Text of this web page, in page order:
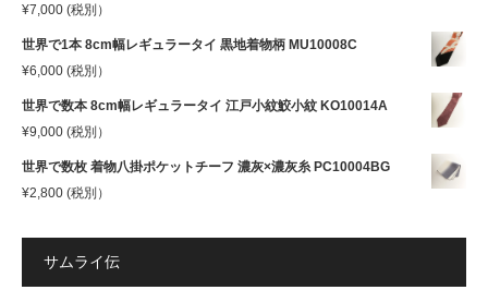
¥7,000 (税別）
世界で1本 8cm幅レギュラータイ 黒地着物柄 MU10008C
¥6,000 (税別）
世界で数本 8cm幅レギュラータイ 江戸小紋鮫小紋 KO10014A
¥9,000 (税別）
世界で数枚 着物八掛ポケットチーフ 濃灰×濃灰糸 PC10004BG
¥2,800 (税別）
サムライ伝